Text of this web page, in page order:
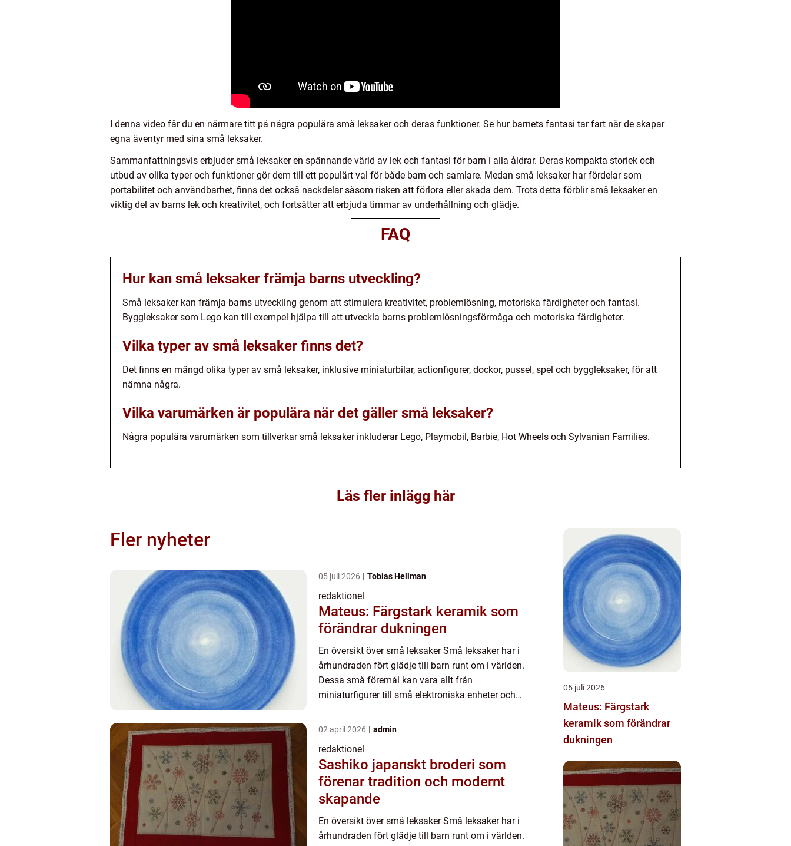
I denna video får du en närmare titt på några populära små leksaker och deras funktioner. Se hur barnets fantasi tar fart när de skapar
egna äventyr med sina små leksaker.
Sammanfattningsvis erbjuder små leksaker en spännande värld av lek och fantasi för barn i alla åldrar. Deras kompakta storlek och
utbud av olika typer och funktioner gör dem till ett populärt val för både barn och samlare. Medan små leksaker har fördelar som
portabilitet och användbarhet, finns det också nackdelar såsom risken att förlora eller skada dem. Trots detta förblir små leksaker en
viktig del av barns lek och kreativitet, och fortsätter att erbjuda timmar av underhållning och glädje.
FAQ
Hur kan små leksaker främja barns utveckling?
Små leksaker kan främja barns utveckling genom att stimulera kreativitet, problemlösning, motoriska färdigheter och fantasi.
Byggleksaker som Lego kan till exempel hjälpa till att utveckla barns problemlösningsförmåga och motoriska färdigheter.
Vilka typer av små leksaker finns det?
Det finns en mängd olika typer av små leksaker, inklusive miniaturbilar, actionfigurer, dockor, pussel, spel och byggleksaker, för att
nämna några.
Vilka varumärken är populära när det gäller små leksaker?
Några populära varumärken som tillverkar små leksaker inkluderar Lego, Playmobil, Barbie, Hot Wheels och Sylvanian Families.
Läs fler inlägg här
Fler nyheter
05 juli 2026 Tobias Hellman
redaktionel
Mateus: Färgstark keramik som
förändrar dukningen
En översikt över små leksaker Små leksaker har i
århundraden fört glädje till barn runt om i världen.
Dessa små föremål kan vara allt från
miniaturfigurer till små elektroniska enheter och
fantasivärldar. Med...
02 april 2026 admin
redaktionel
Sashiko japanskt broderi som
förenar tradition och modernt
skapande
En översikt över små leksaker Små leksaker har i
århundraden fört glädje till barn runt om i världen.
05 juli 2026
Mateus: Färgstark
keramik som förändrar
dukningen